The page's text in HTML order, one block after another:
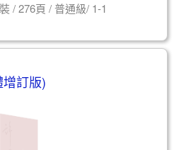
/ 276頁 / 普通級/ 1-1
訂版)